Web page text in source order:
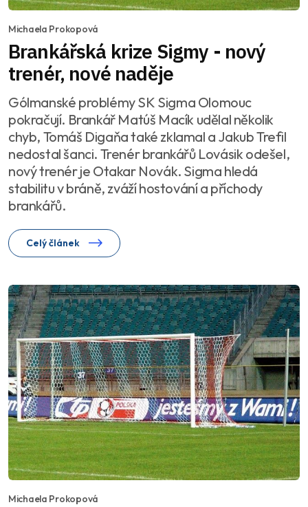
Michaela Prokopová
Brankářská krize Sigmy - nový
trenér, nové naděje
Gólmanské problémy SK Sigma Olomouc
pokračují. Brankář Matúš Macík udělal několik
chyb, Tomáš Digaňa také zklamal a Jakub Trefil
nedostal šanci. Trenér brankářů Lovásik odešel,
nový trenér je Otakar Novák. Sigma hledá
stabilitu v bráně, zváží hostování a příchody
brankářů.
Celý článek
Michaela Prokopová